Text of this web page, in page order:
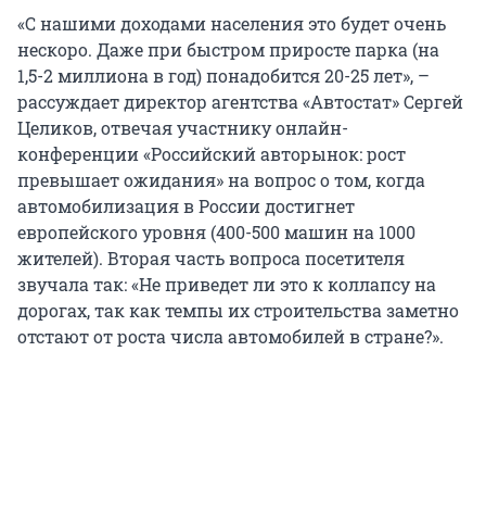
«С нашими доходами населения это будет очень
нескоро. Даже при быстром приросте парка (на
1,5-2 миллиона в год) понадобится 20-25 лет», –
рассуждает директор агентства «Автостат» Сергей
Целиков, отвечая участнику онлайн-
конференции «Российский авторынок: рост
превышает ожидания» на вопрос о том, когда
автомобилизация в России достигнет
европейского уровня (400-500 машин на 1000
жителей). Вторая часть вопроса посетителя
звучала так: «Не приведет ли это к коллапсу на
дорогах, так как темпы их строительства заметно
отстают от роста числа автомобилей в стране?».